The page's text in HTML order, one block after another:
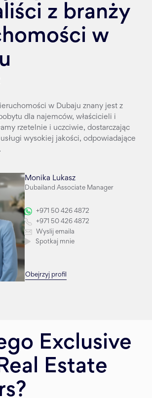
z branży
w
w Dubaju znany jest z
dla najemców, właścicieli i
rzetelnie i uczciwie, dostarczając
wysokiej jakości, odpowiadające
Monika Lukasz
Dubailand Associate Manager
+971 50 426 4872
+971 50 426 4872
Wyslij emaila
Spotkaj mnie
Obejrzyj profil
Exclusive
Estate